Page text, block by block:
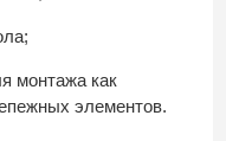
монтажа как
элементов.